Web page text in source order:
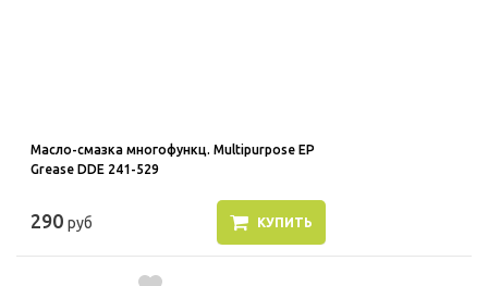
Масло-смазка многофункц. Multipurpose ЕР
Grease DDE 241-529
290 руб КУПИТЬ